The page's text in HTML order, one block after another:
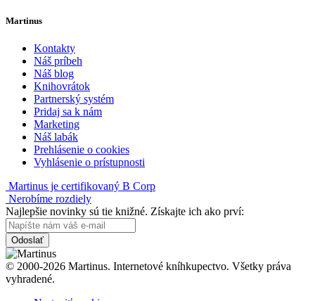
Martinus
Kontakty
Náš príbeh
Náš blog
Knihovrátok
Partnerský systém
Pridaj sa k nám
Marketing
Náš labák
Prehlásenie o cookies
Vyhlásenie o prístupnosti
Martinus je certifikovaný B Corp
Nerobíme rozdiely
Najlepšie novinky sú tie knižné. Získajte ich ako prví:
Odoslať
© 2000-2026 Martinus. Internetové kníhkupectvo. Všetky práva
vyhradené.